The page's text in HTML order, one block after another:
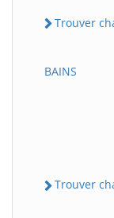
Trouver
BAINS
Trouver